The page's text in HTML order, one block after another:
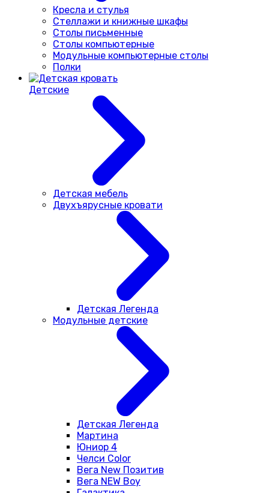
Кресла и стулья
Стеллажи и книжные шкафы
Столы письменные
Столы компьютерные
Модульные компьютерные столы
Полки
Детские
Детская мебель
Двухъярусные кровати
Детская Легенда
Модульные детские
Детская Легенда
Мартина
Юниор 4
Челси Color
Вега New Позитив
Вега NEW Boy